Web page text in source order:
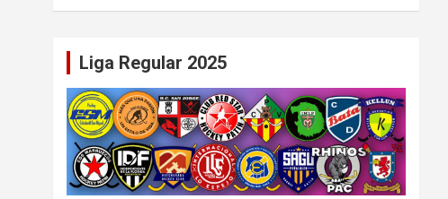
Liga Regular 2025